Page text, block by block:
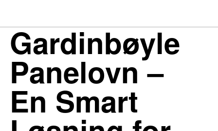
Gardinbøyle
Panelovn –
En Smart